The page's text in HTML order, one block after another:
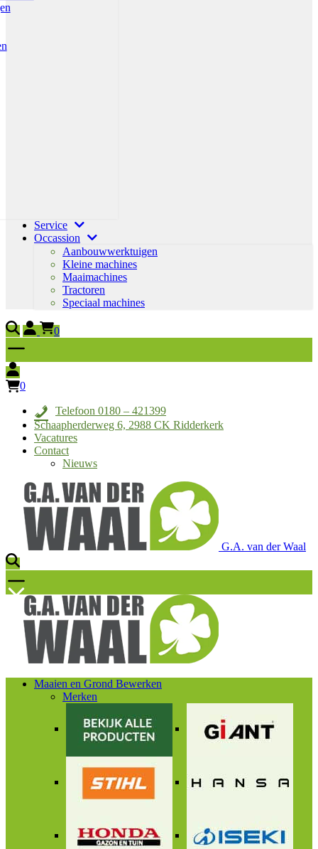
Service
Occassion
Aanbouwwerktuigen
Kleine machines
Maaimachines
Tractoren
Speciaal machines
0
0
Telefoon 0180 – 421399
Schaapherderweg 6, 2988 CK Ridderkerk
Vacatures
Contact
Nieuws
G.A. van der Waal
Maaien en Grond Bewerken
Merken